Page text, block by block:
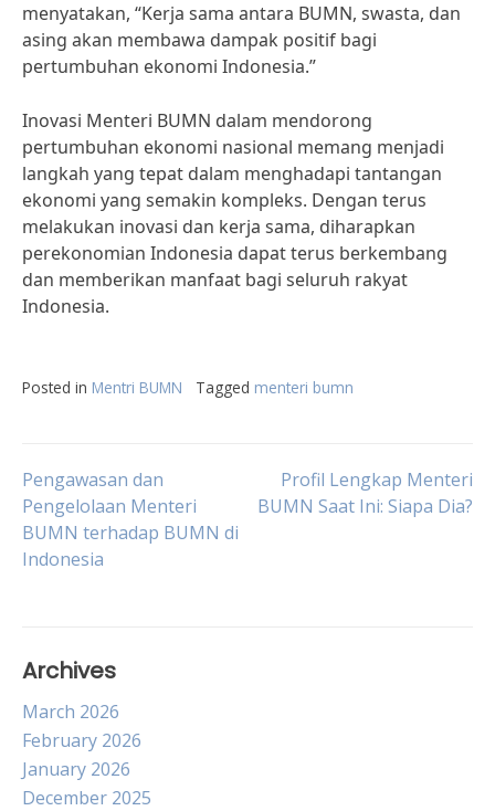
menyatakan, “Kerja sama antara BUMN, swasta, dan
asing akan membawa dampak positif bagi
pertumbuhan ekonomi Indonesia.”
Inovasi Menteri BUMN dalam mendorong
pertumbuhan ekonomi nasional memang menjadi
langkah yang tepat dalam menghadapi tantangan
ekonomi yang semakin kompleks. Dengan terus
melakukan inovasi dan kerja sama, diharapkan
perekonomian Indonesia dapat terus berkembang
dan memberikan manfaat bagi seluruh rakyat
Indonesia.
Posted in Mentri BUMN Tagged menteri bumn
Post
navigation
Pengawasan dan
Pengelolaan Menteri
BUMN terhadap BUMN di
Indonesia
Profil Lengkap Menteri
BUMN Saat Ini: Siapa Dia?
Archives
March 2026
February 2026
January 2026
December 2025